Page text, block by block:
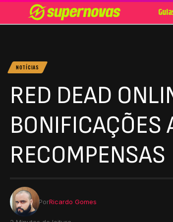
NOTÍCIAS
RED DEAD
BONIFICAÇÕES
RECOMPENSAS
PorRicardo Gomes